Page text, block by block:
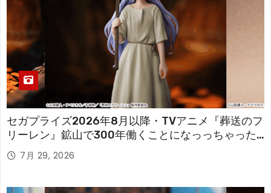
セガプライズ2026年8月以降・TVアニメ『葬送のフ
リーレン』鉱山で300年働くことになっっちゃった
「フリーレン」を立体化！
7月 29, 2026